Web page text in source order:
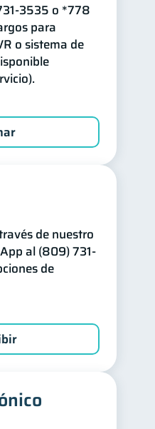
3535 o *778
para
o sistema de
de nuestro
al (809) 731-
de